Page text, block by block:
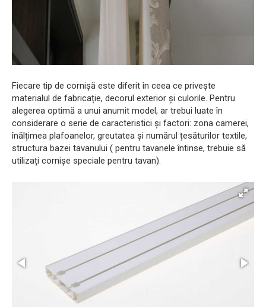
Fiecare tip de cornișă este diferit în ceea ce privește
materialul de fabricație, decorul exterior și culorile. Pentru
alegerea optimă a unui anumit model, ar trebui luate în
considerare o serie de caracteristici și factori: zona camerei,
înălțimea plafoanelor, greutatea și numărul țesăturilor textile,
structura bazei tavanului ( pentru tavanele întinse, trebuie să
utilizați cornișe speciale pentru tavan).